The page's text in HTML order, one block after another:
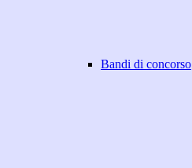
Bandi di concorso